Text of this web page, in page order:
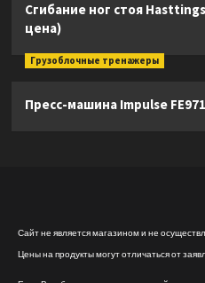
Сгибание ног стоя
цена)
Грузоблочные тренажеры
Пресс-машина Impulse
Сайт не является магазином и не
Цены на продукты могут отличаться от